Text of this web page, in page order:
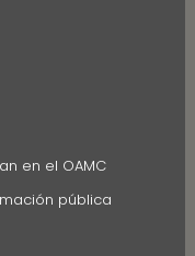
en el OAMC
pública